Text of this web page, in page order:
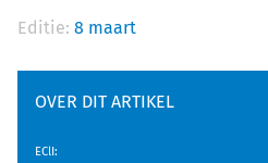
Editie: 8 maart
OVER DIT ARTIKEL
EClI: